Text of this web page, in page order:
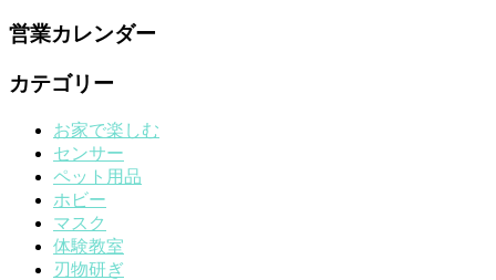
営業カレンダー
カテゴリー
お家で楽しむ
センサー
ペット用品
ホビー
マスク
体験教室
刃物研ぎ